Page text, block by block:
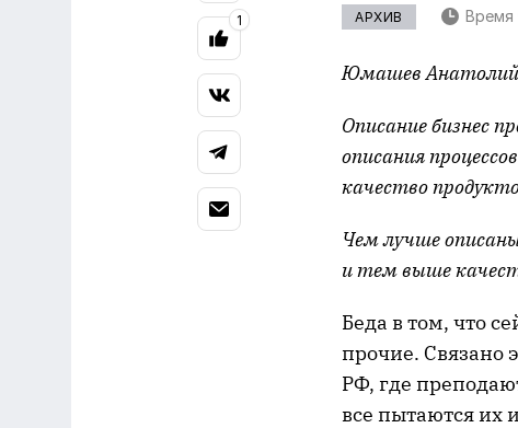
АРХИВ Время
Юмашев Анатолий
Описание бизнес
описания
качество
Чем лучше
и тем выше
Беда в том, что
прочие. Связано
РФ, где
все пытаются их
1